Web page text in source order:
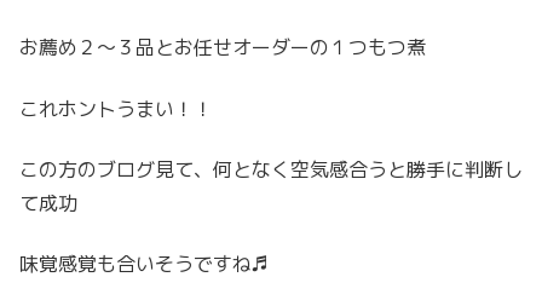
お薦め２〜３品とお任せオーダーの１つもつ煮
これホントうまい！！
この方のブログ見て、何となく空気感合うと勝手に判断し
て成功
味覚感覚も合いそうですね♬